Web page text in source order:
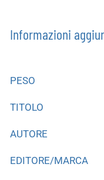
Informazioni
PESO
TITOLO
AUTORE
EDITORE/MARCA